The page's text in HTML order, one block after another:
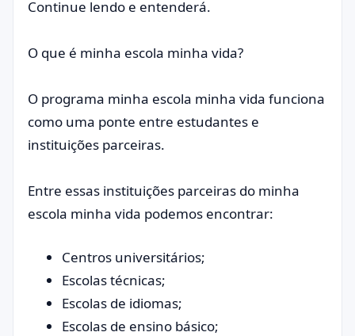
Continue lendo e entenderá.
O que é minha escola minha vida?
O programa minha escola minha vida funciona
como uma ponte entre estudantes e
instituições parceiras.
Entre essas instituições parceiras do minha
escola minha vida podemos encontrar:
Centros universitários;
Escolas técnicas;
Escolas de idiomas;
Escolas de ensino básico;